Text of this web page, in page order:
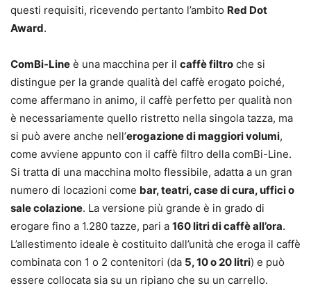
questi requisiti, ricevendo pertanto l’ambito Red Dot
Award.
ComBi-Line è una macchina per il caffè filtro che si
distingue per la grande qualità del caffè erogato poiché,
come affermano in animo, il caffè perfetto per qualità non
è necessariamente quello ristretto nella singola tazza, ma
si può avere anche nell’erogazione di maggiori volumi,
come avviene appunto con il caffè filtro della comBi-Line.
Si tratta di una macchina molto flessibile, adatta a un gran
numero di locazioni come bar, teatri, case di cura, uffici o
sale colazione. La versione più grande è in grado di
erogare fino a 1.280 tazze, pari a 160 litri di caffè all’ora.
L’allestimento ideale è costituito dall’unità che eroga il caffè
combinata con 1 o 2 contenitori (da 5, 10 o 20 litri) e può
essere collocata sia su un ripiano che su un carrello.